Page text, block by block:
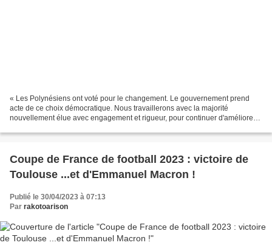
« Les Polynésiens ont voté pour le changement. Le gouvernement prend
acte de ce choix démocratique. Nous travaillerons avec la majorité
nouvellement élue avec engagement et rigueur, pour continuer d'améliorer
Coupe de France de football 2023 : victoire de
Toulouse ...et d'Emmanuel Macron !
Publié le 30/04/2023 à 07:13
Par rakotoarison